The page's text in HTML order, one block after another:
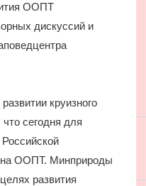
ООПТ
дискуссий и
круизного
сегодня для
на ООПТ. Минприроды
развития